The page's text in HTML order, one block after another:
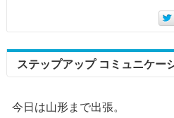
ステップアップ コミュニケー
今日は山形まで出張。